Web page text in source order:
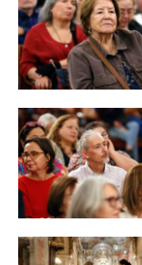
Zoom
Zoom